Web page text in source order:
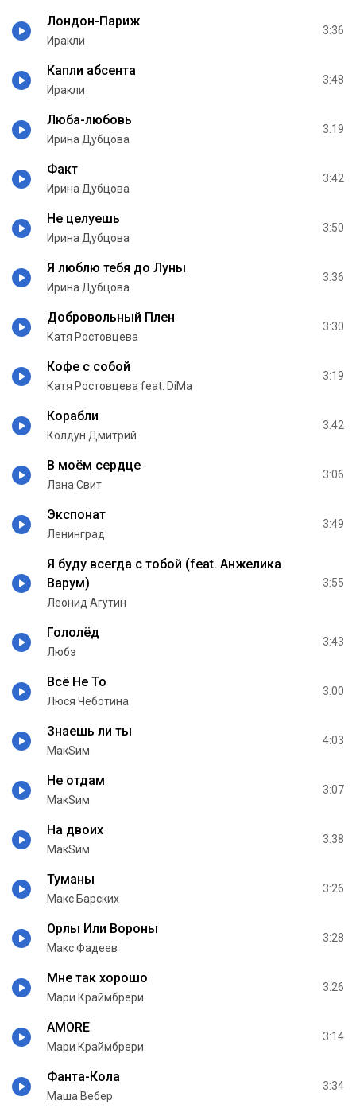
Лондон-Париж
Иракли
3:36
Капли абсента
Иракли
3:48
Люба-любовь
Ирина Дубцова
3:19
Факт
Ирина Дубцова
3:42
Не целуешь
Ирина Дубцова
3:50
Я люблю тебя до Луны
Ирина Дубцова
3:36
Добровольный Плен
Катя Ростовцева
3:30
Кофе с собой
Катя Ростовцева feat. DiMa
3:19
Корабли
Колдун Дмитрий
3:42
В моём сердце
Лана Свит
3:06
Экспонат
Ленинград
3:49
Я буду всегда с тобой (feat. Анжелика
Варум)
Леонид Агутин
3:55
Гололёд
Любэ
3:43
Всё Не То
Люся Чеботина
3:00
Знаешь ли ты
МакSим
4:03
Не отдам
МакSим
3:07
На двоих
МакSим
3:38
Туманы
Макс Барских
3:26
Орлы Или Вороны
Макс Фадеев
3:28
Мне так хорошо
Мари Краймбрери
3:26
AMORE
Мари Краймбрери
3:14
Фанта-Кола
Маша Вебер
3:34